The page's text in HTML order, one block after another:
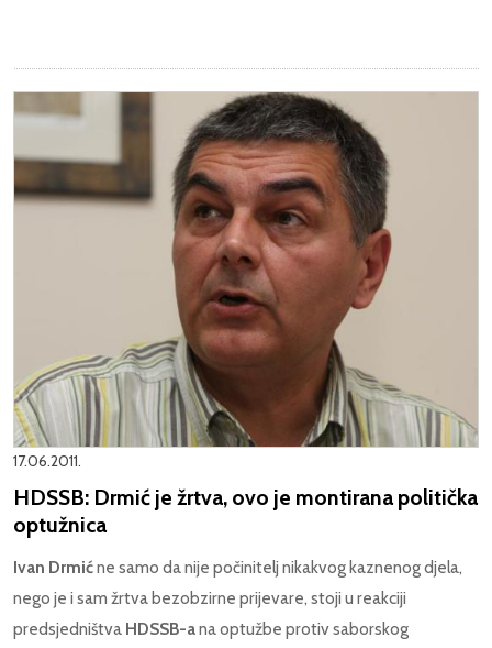
17.06.2011.
HDSSB: Drmić je žrtva, ovo je montirana politička
optužnica
Ivan Drmićne samo da nije počinitelj nikakvog kaznenog djela,
nego je i sam žrtva bezobzirne prijevare, stoji u reakciji
predsjedništva HDSSB-ana optužbe protiv saborskog